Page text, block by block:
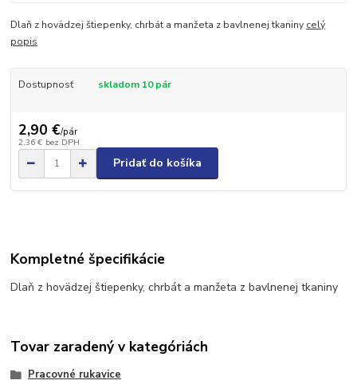
Dlaň z hovädzej štiepenky, chrbát a manžeta z bavlnenej tkaniny celý
popis
Dostupnosť skladom 10 pár
2,90 €/pár
2,36 € bez DPH
Pridať do košíka
Kompletné špecifikácie
Dlaň z hovädzej štiepenky, chrbát a manžeta z bavlnenej tkaniny
Tovar zaradený v kategóriách
Pracovné rukavice